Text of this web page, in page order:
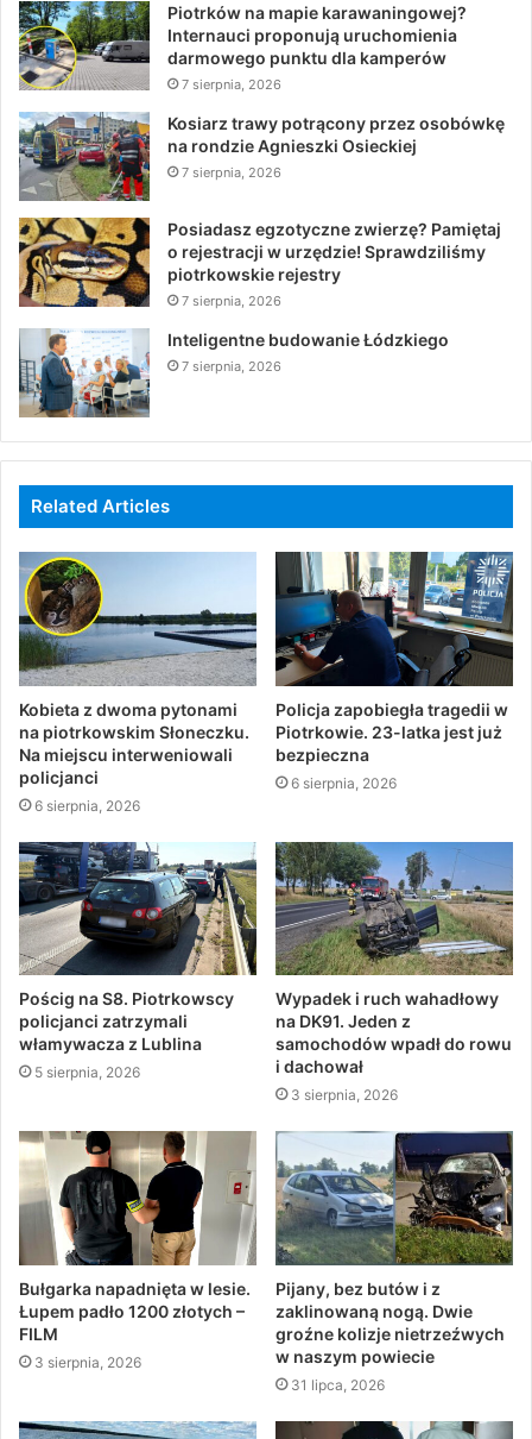
Piotrków na mapie karawaningowej?
Internauci proponują uruchomienia
darmowego punktu dla kamperów
7 sierpnia, 2026
Kosiarz trawy potrącony przez osobówkę
na rondzie Agnieszki Osieckiej
7 sierpnia, 2026
Posiadasz egzotyczne zwierzę? Pamiętaj
o rejestracji w urzędzie! Sprawdziliśmy
piotrkowskie rejestry
7 sierpnia, 2026
Inteligentne budowanie Łódzkiego
7 sierpnia, 2026
Related Articles
Kobieta z dwoma pytonami
na piotrkowskim Słoneczku.
Na miejscu interweniowali
policjanci
6 sierpnia, 2026
Policja zapobiegła tragedii w
Piotrkowie. 23-latka jest już
bezpieczna
6 sierpnia, 2026
Pościg na S8. Piotrkowscy
policjanci zatrzymali
włamywacza z Lublina
5 sierpnia, 2026
Wypadek i ruch wahadłowy
na DK91. Jeden z
samochodów wpadł do rowu
i dachował
3 sierpnia, 2026
Bułgarka napadnięta w lesie.
Łupem padło 1200 złotych –
FILM
3 sierpnia, 2026
Pijany, bez butów i z
zaklinowaną nogą. Dwie
groźne kolizje nietrzeźwych
w naszym powiecie
31 lipca, 2026